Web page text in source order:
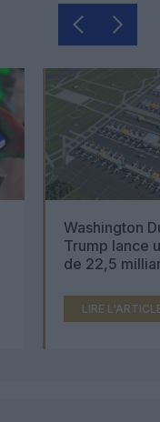
Washington
Trump lance
de 22,5
LIRE